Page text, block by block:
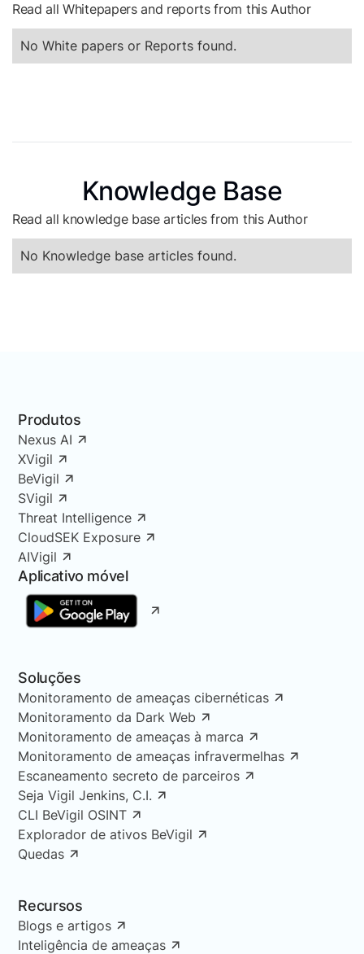
Read all Whitepapers and reports from this Author
No White papers or Reports found.
Knowledge Base
Read all knowledge base articles from this Author
No Knowledge base articles found.
Produtos
Nexus AI
XVigil
BeVigil
SVigil
Threat Intelligence
CloudSEK Exposure
AIVigil
Aplicativo móvel
Soluções
Monitoramento de ameaças cibernéticas
Monitoramento da Dark Web
Monitoramento de ameaças à marca
Monitoramento de ameaças infravermelhas
Escaneamento secreto de parceiros
Seja Vigil Jenkins, C.I.
CLI BeVigil OSINT
Explorador de ativos BeVigil
Quedas
Recursos
Blogs e artigos
Inteligência de ameaças